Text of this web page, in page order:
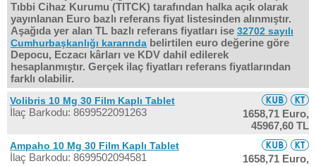
Tıbbi Cihaz Kurumu (TITCK) tarafından halka açık olarak
yayınlanan Euro bazlı referans fiyat listesinden alınmıştır.
Aşağıda yer alan TL bazlı referans fiyatları ise 32702 sayılı
Cumhurbaşkanlığı kararında belirtilen euro değerine göre
Depocu, Eczacı kârları ve KDV dahil edilerek
hesaplanmıştır. Gerçek ilaç fiyatları referans fiyatlarından
farklı olabilir.
Volibris 10 Mg 30 Film Kaplı Tablet
İlaç Barkodu: 8699522091263
1658,71 Euro,
45967,60 TL
Ampaho 10 Mg 30 Film Kaplı Tablet
İlaç Barkodu: 8699502094581
1658,71 Euro,